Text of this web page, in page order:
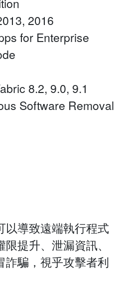
2016
for Enterprise
8.2, 9.0, 9.1
Software Removal
以導致遠端執行程式
提升、泄漏資訊、
詐騙，視乎攻擊者利